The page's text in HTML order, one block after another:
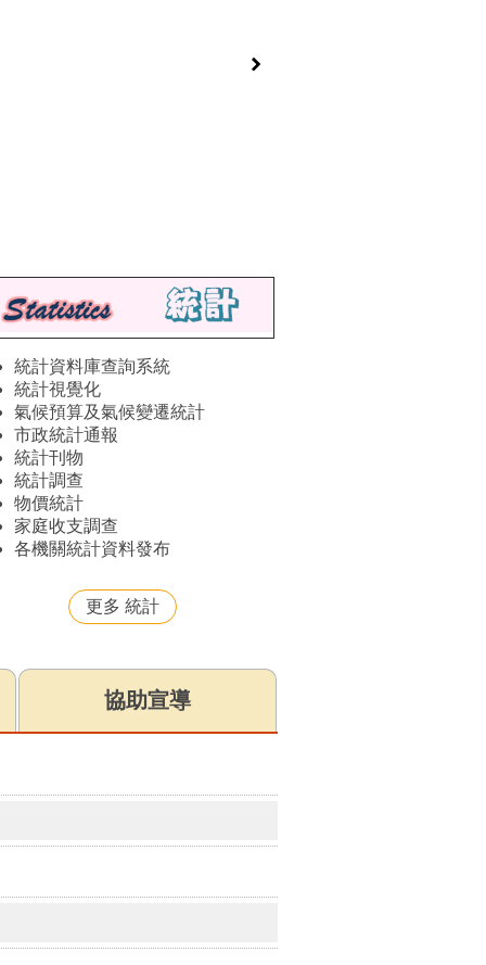
統計資料庫查詢系統
統計視覺化
氣候預算及氣候變遷統計
市政統計通報
統計刊物
統計調查
物價統計
家庭收支調查
各機關統計資料發布
更多 統計
協助宣導